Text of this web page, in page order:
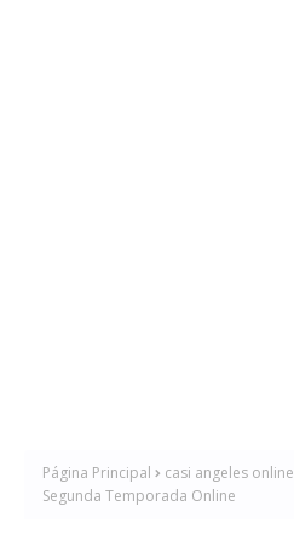
Página Principal casi angeles online
Segunda Temporada Online